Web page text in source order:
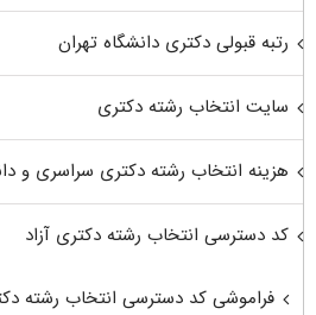
رتبه قبولی دکتری دانشگاه تهران
سایت انتخاب رشته دکتری
هزینه انتخاب رشته دکتری سراسری و
کد دسترسی انتخاب رشته دکتری آزاد
فراموشی کد دسترسی انتخاب رشته